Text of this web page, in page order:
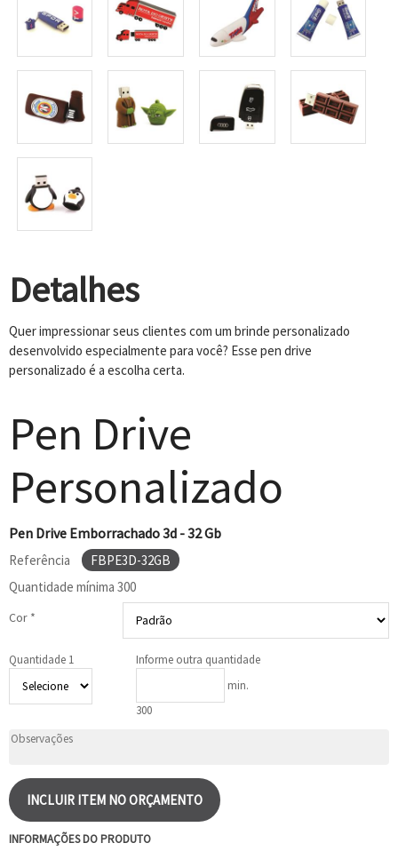
Detalhes
Quer impressionar seus clientes com um brinde personalizado
desenvolvido especialmente para você? Esse pen drive
personalizado é a escolha certa.
Pen Drive
Personalizado
Pen Drive Emborrachado 3d - 32 Gb
Referência
FBPE3D-32GB
Quantidade mínima 300
Cor *
Quantidade 1
Informe outra quantidade
min.
300
INCLUIR ITEM NO ORÇAMENTO
INFORMAÇÕES DO PRODUTO